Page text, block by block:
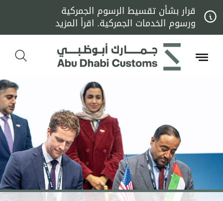
قرار بشأن تقسيط الرسوم الجمركية
ورسوم الخدمات الجمركية. اقرأ المزيد